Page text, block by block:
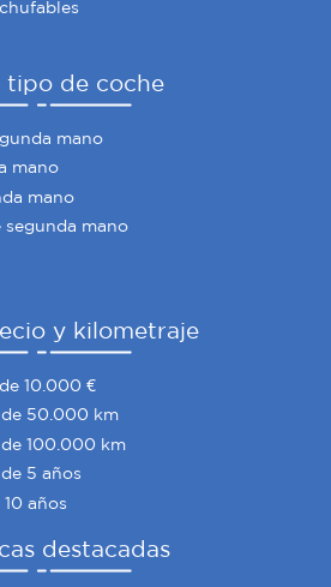
tipo de coche
mano
mano
mano
segunda mano
y kilometraje
10.000 €
de 50.000 km
100.000 km
5 años
años
destacadas